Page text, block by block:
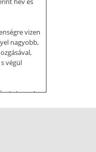
vizen
nagyobb,
végül
mert
is